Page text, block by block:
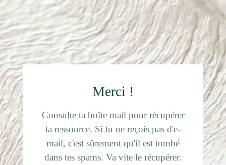
Merci !
Consulte ta boîte mail pour récupérer
ta ressource. Si tu ne reçois pas d'e-
mail, c'est sûrement qu'il est tombé
dans tes spams. Va vite le récupérer.